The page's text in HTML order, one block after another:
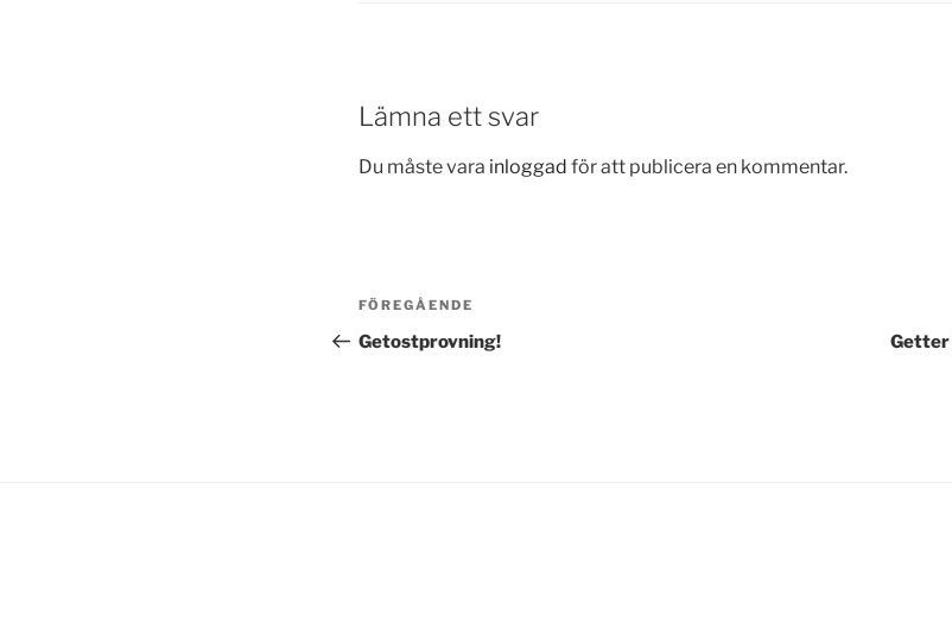
Lämna ett svar
Du måste vara inloggad för att publicera en kommentar.
Inläggsnavigering
Föregående
inlägg
FÖREGÅENDE
Getostprovning! Getter